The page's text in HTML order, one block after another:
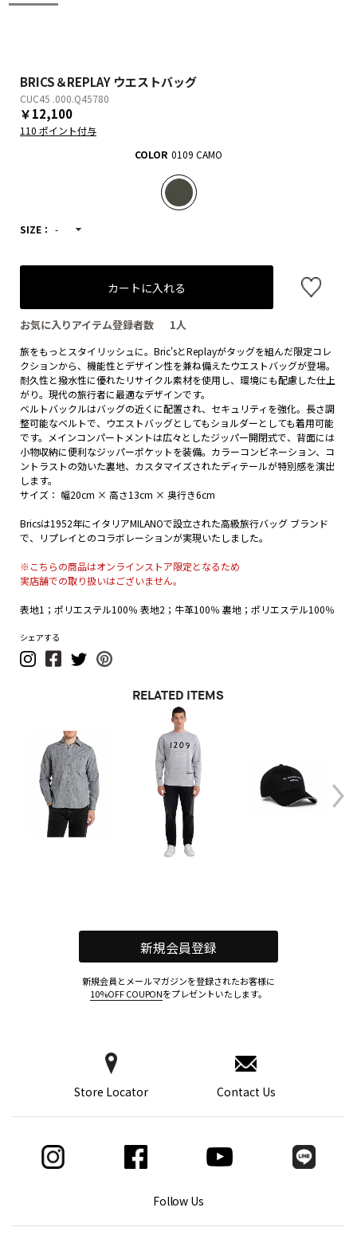
BRICS＆REPLAY ウエストバッグ
CUC45 .000.Q45780
￥12,100
110 ポイント付与
COLOR 0109 CAMO
SIZE： -
カートに入れる
お気に入りアイテム登録者数 1人
旅をもっとスタイリッシュに。Bric'sとReplayがタッグを組んだ限定コレ
クションから、機能性とデザイン性を兼ね備えたウエストバッグが登場。
耐久性と撥水性に優れたリサイクル素材を使用し、環境にも配慮した仕上
がり。現代の旅行者に最適なデザインです。
ベルトバックルはバッグの近くに配置され、セキュリティを強化。長さ調
整可能なベルトで、ウエストバッグとしてもショルダーとしても着用可能
です。メインコンパートメントは広々としたジッパー開閉式で、背面には
小物収納に便利なジッパーポケットを装備。カラーコンビネーション、コ
ントラストの効いた裏地、カスタマイズされたディテールが特別感を演出
します。
サイズ： 幅20cm × 高さ13cm × 奥行き6cm
Bricsは1952年にイタリアMILANOで設立された高級旅行バッグ ブランド
で、リプレイとのコラボレーションが実現いたしました。
※こちらの商品はオンラインストア限定となるため
実店舗での取り扱いはございません。
表地1；ポリエステル100％ 表地2；牛革100％ 裏地；ポリエステル100％
シェアする
RELATED ITEMS
Follow Us
Store Locator Contact Us
新規会員登録
新規会員とメールマガジンを登録されたお客様に
10%OFF COUPONをプレゼントいたします。